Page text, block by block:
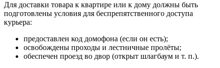
Для доставки товара к квартире или к дому должны быть
подготовлены условия для беспрепятственного доступа
курьера:
предоставлен код домофона (если он есть);
освобождены проходы и лестничные пролёты;
обеспечен проезд во двор (открыт шлагбаум и т. п.).